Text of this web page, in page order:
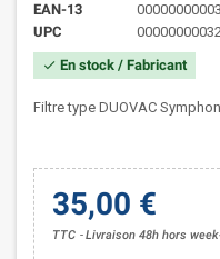
EAN-13
UPC
check En stock / Fabricant
Filtre type DUOVAC
35,00 €
TTC Livraison 48h hors